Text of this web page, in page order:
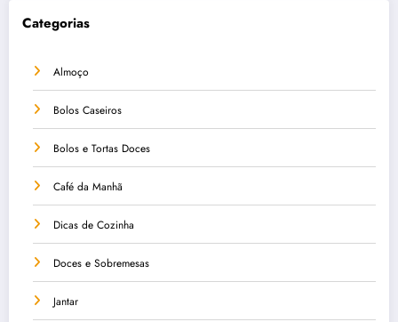
Categorias
Almoço
Bolos Caseiros
Bolos e Tortas Doces
Café da Manhã
Dicas de Cozinha
Doces e Sobremesas
Jantar